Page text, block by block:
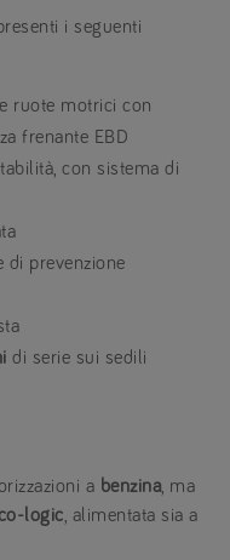
i seguenti
ruote motrici con
frenante EBD
con sistema di
di prevenzione
di serie sui sedili
a benzina , ma
logic , alimentata sia a